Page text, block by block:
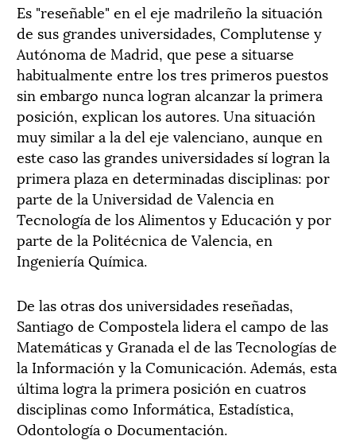
Es "reseñable" en el eje madrileño la situación
de sus grandes universidades, Complutense y
Autónoma de Madrid, que pese a situarse
habitualmente entre los tres primeros puestos
sin embargo nunca logran alcanzar la primera
posición, explican los autores. Una situación
muy similar a la del eje valenciano, aunque en
este caso las grandes universidades sí logran la
primera plaza en determinadas disciplinas: por
parte de la Universidad de Valencia en
Tecnología de los Alimentos y Educación y por
parte de la Politécnica de Valencia, en
Ingeniería Química.
De las otras dos universidades reseñadas,
Santiago de Compostela lidera el campo de las
Matemáticas y Granada el de las Tecnologías de
la Información y la Comunicación. Además, esta
última logra la primera posición en cuatros
disciplinas como Informática, Estadística,
Odontología o Documentación.